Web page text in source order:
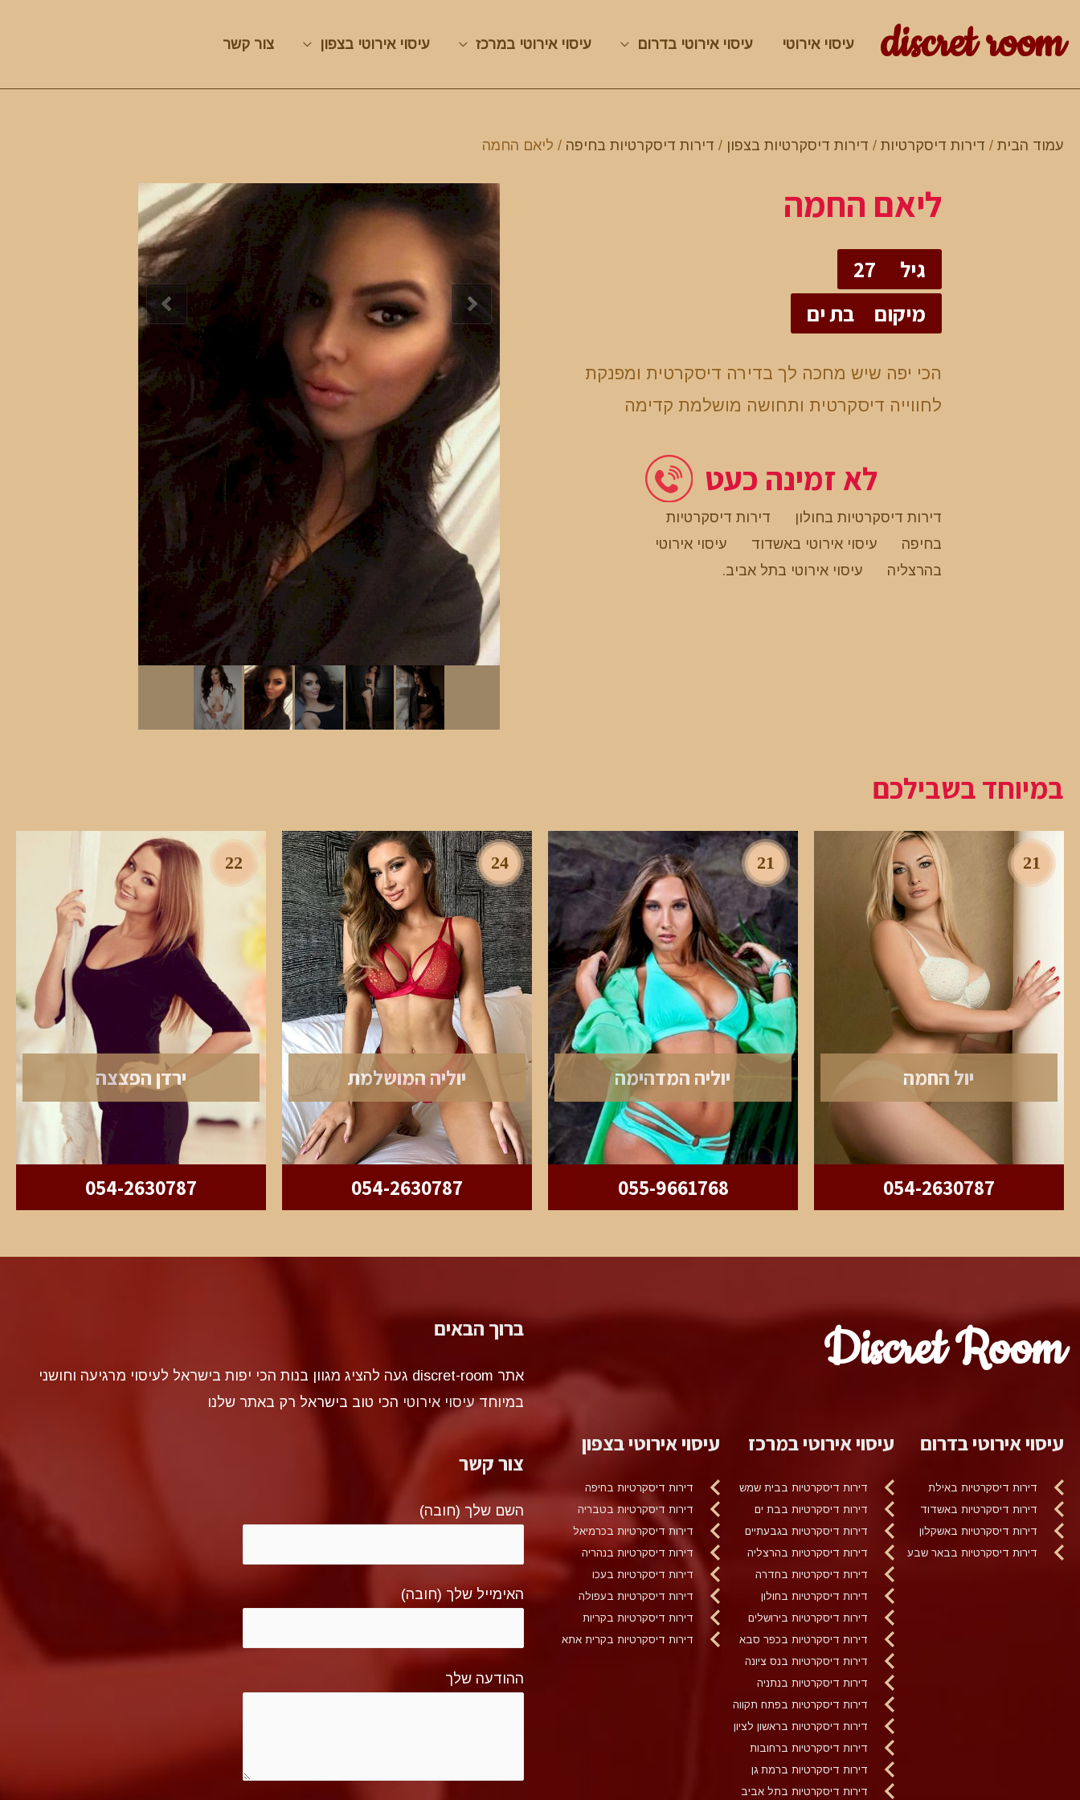
discret room עיסוי אירוטי עיסוי אירוטי בדרום עיסוי אירוטי במרכז עיסוי אירוטי בצפון צור קשר
עמוד הבית / דירות דיסקרטיות / דירות דיסקרטיות בצפון / דירות דיסקרטיות בחיפה / ליאם החמה
ליאם החמה
גיל
27
מיקום
בת ים
הכי יפה שיש מחכה לך בדירה דיסקרטית ומפנקת
לחווייה דיסקרטית ותחושה מושלמת קדימה
לא זמינה כעט
דירות דיסקרטיות בחולון
דירות דיסקרטיות
בחיפה
עיסוי אירוטי באשדוד
עיסוי אירוטי
בהרצליה
עיסוי אירוטי בתל אביב.
במיוחד בשבילכם
21
יול החמה
054-2630787
21
יוליה המדהימה
055-9661768
24
יוליה המושלמת
054-2630787
22
ירדן הפצצה
054-2630787
Discret Room
עיסוי אירוטי בדרום
דירות דיסקרטיות באילת
דירות דיסקרטיות באשדוד
דירות דיסקרטיות באשקלון
דירות דיסקרטיות בבאר שבע
עיסוי אירוטי במרכז
דירות דיסקרטיות בבית שמש
דירות דיסקרטיות בבת ים
דירות דיסקרטיות בגבעתיים
דירות דיסקרטיות בהרצליה
דירות דיסקרטיות בחדרה
דירות דיסקרטיות בחולון
דירות דיסקרטיות בירושלים
דירות דיסקרטיות בכפר סבא
דירות דיסקרטיות בנס ציונה
דירות דיסקרטיות בנתניה
דירות דיסקרטיות בפתח תקווה
דירות דיסקרטיות בראשון לציון
דירות דיסקרטיות ברחובות
דירות דיסקרטיות ברמת גן
דירות דיסקרטיות בתל אביב
עיסוי אירוטי בצפון
דירות דיסקרטיות בחיפה
דירות דיסקרטיות בטבריה
דירות דיסקרטיות בכרמיאל
דירות דיסקרטיות בנהריה
דירות דיסקרטיות בעכו
דירות דיסקרטיות בעפולה
דירות דיסקרטיות בקריות
דירות דיסקרטיות בקרית אתא
ברוך הבאים
אתר discret-room געה להציג מגוון בנות הכי יפות בישראל לעיסוי מרגיעה וחושני
במיוחדעיסוי אירוטי הכי טוב בישראל רק באתר שלנו
צור קשר
השם שלך (חובה)
האימייל שלך (חובה)
ההודעה שלך